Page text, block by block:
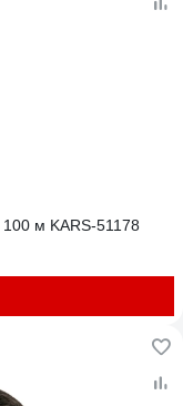
м KARS-51178